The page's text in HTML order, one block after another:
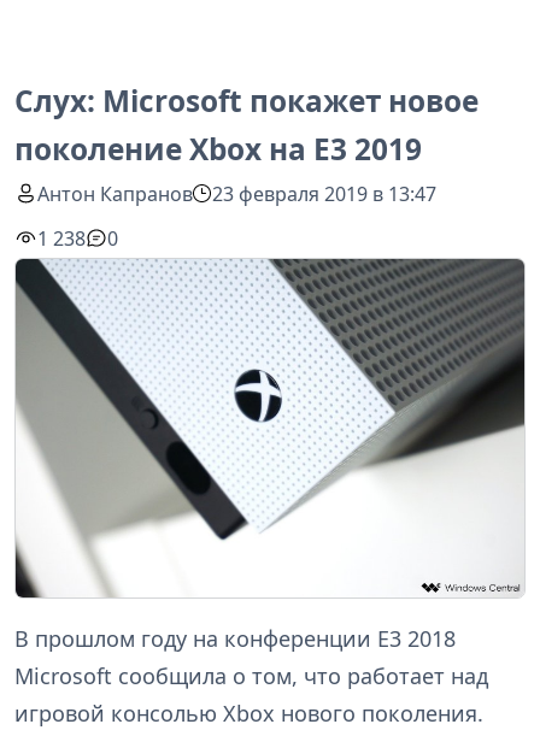
Слух: Microsoft покажет новое
поколение Xbox на E3 2019
Антон Капранов
23 февраля 2019 в 13:47
1 238
0
В прошлом году на конференции E3 2018
Microsoft сообщила о том, что работает над
игровой консолью Xbox нового поколения.